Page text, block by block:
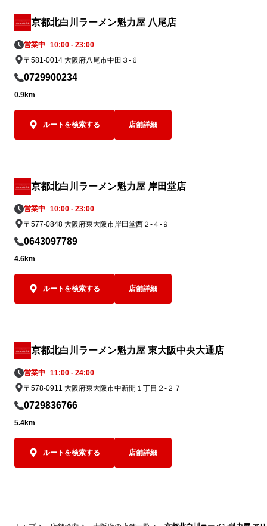
ト麺」。ぜひあなた好みの一杯にカスタマ
イズしてランチやディナーでお楽しみくだ
さい。
京都北白川ラーメン魁力屋 八尾店
営業中
10:00 - 23:00
〒581-0014 大阪府八尾市中田３-６
0729900234
0.9km
ルートを検索する 店舗詳細
京都北白川ラーメン魁力屋 岸田堂店
営業中
10:00 - 23:00
〒577-0848 大阪府東大阪市岸田堂西２-４-９
0643097789
4.6km
ルートを検索する 店舗詳細
京都北白川ラーメン魁力屋 東大阪中央大通店
営業中
11:00 - 24:00
〒578-0911 大阪府東大阪市中新開１丁目２-２７
0729836766
5.4km
ルートを検索する 店舗詳細